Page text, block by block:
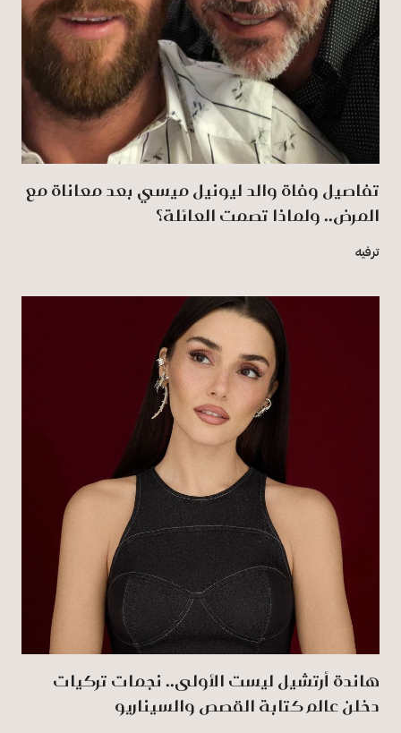
تفاصيل وفاة والد ليونيل ميسي بعد معاناة مع
المرض.. ولماذا تصمت العائلة؟
ترفيه
هاندة أرتشيل ليست الأولى.. نجمات تركيات
دخلن عالم كتابة القصص والسيناريو